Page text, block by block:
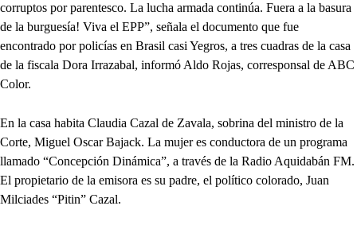
corruptos por parentesco. La lucha armada continúa. Fuera a la basura
de la burguesía! Viva el EPP”, señala el documento que fue
encontrado por policías en Brasil casi Yegros, a tres cuadras de la casa
de la fiscala Dora Irrazabal, informó Aldo Rojas, corresponsal de ABC
Color.
En la casa habita Claudia Cazal de Zavala, sobrina del ministro de la
Corte, Miguel Oscar Bajack. La mujer es conductora de un programa
llamado “Concepción Dinámica”, a través de la Radio Aquidabán FM.
El propietario de la emisora es su padre, el político colorado, Juan
Milciades “Pitin” Cazal.